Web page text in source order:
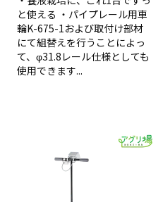
と使える ・パイプレール用車
輪K-675-1および取付け部材
にて組替えを行うことによっ
て、φ31.8レール仕様としても
使用できます...